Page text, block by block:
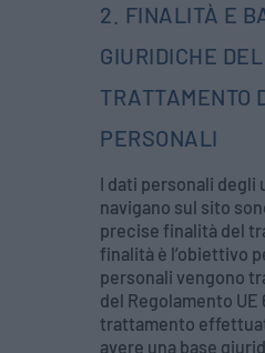
2. FINALITÀ E
GIURIDICHE DEL
TRATTAMENTO
PERSONALI
I dati personali degli
navigano sul sito
precise finalità del
finalità è l’obiettivo
personali vengono
del Regolamento UE
trattamento
avere una base